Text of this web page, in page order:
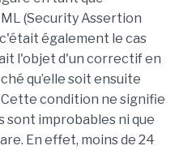
(Security Assertion
également le cas
l'objet d'un correctif en
qu’elle soit ensuite
condition ne signifie
sont improbables ni que
En effet, moins de 24